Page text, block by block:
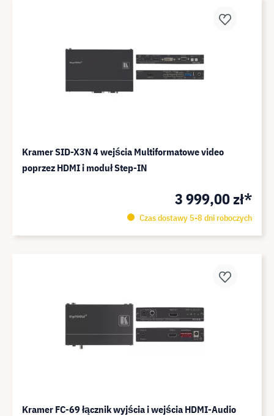
Kramer SID-X3N 4 wejścia Multiformatowe video
poprzez HDMI i moduł Step-IN
3 999,00 zł*
Czas dostawy 5-8 dni roboczych
Kramer FC-69 łącznik wyjścia i wejścia HDMI-Audio